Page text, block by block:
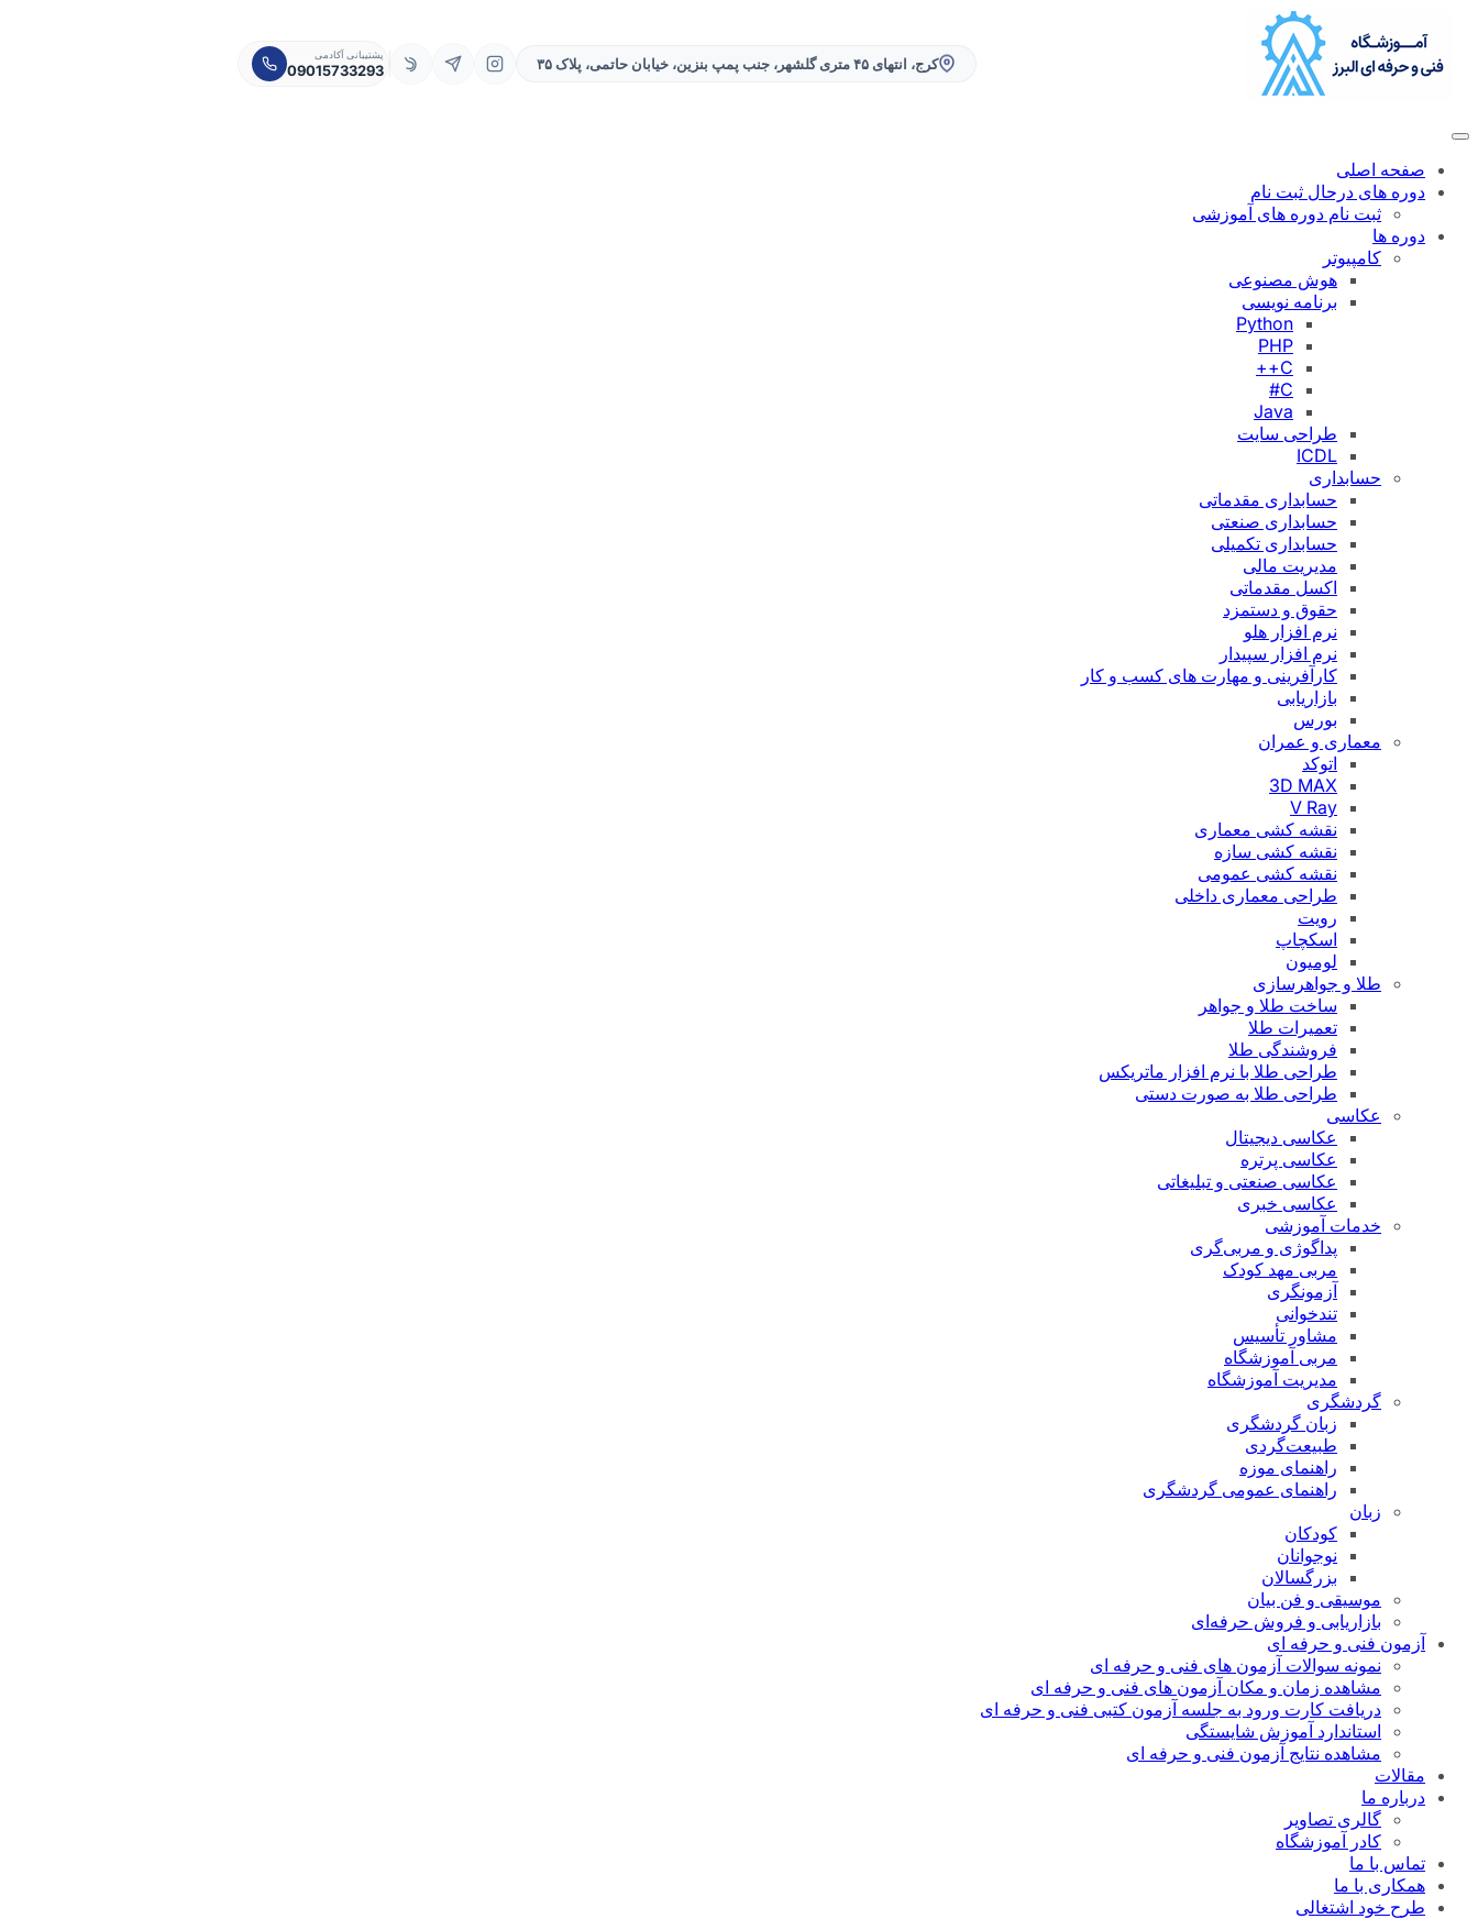
محتوا
کرج، انتهای ۴۵ متری گلشهر، جنب پمپ بنزین، خیابان حاتمی، پلاک ۳۵
پشتیبانی آکادمی
09015733293
صفحه اصلی
دوره های درحال ثبت نام
ثبت نام دوره های آموزشی
دوره ها
کامپیوتر
هوش مصنوعی
برنامه نویسی
Python
PHP
C++
C#
Java
طراحی سایت
ICDL
حسابداری
حسابداری مقدماتی
حسابداری صنعتی
حسابداری تکمیلی
مدیریت مالی
اکسل مقدماتی
حقوق و دستمزد
نرم افزار هلو
نرم افزار سپیدار
کارآفرینی و مهارت های کسب و کار
بازاریابی
بورس
معماری و عمران
اتوکد
3D MAX
V Ray
نقشه کشی معماری
نقشه کشی سازه
نقشه کشی عمومی
طراحی معماری داخلی
رویت
اسکچاپ
لومیون
طلا و جواهرسازی
ساخت طلا و جواهر
تعمیرات طلا
فروشندگی طلا
طراحی طلا با نرم افزار ماتریکس
طراحی طلا به صورت دستی
عکاسی
عکاسی دیجیتال
عکاسی پرتره
عکاسی صنعتی و تبلیغاتی
عکاسی خبری
خدمات آموزشی
پداگوژی و مربی‌گری
مربی مهد کودک
آزمونگری
تندخوانی
مشاور تأسیس
مربی آموزشگاه
مدیریت آموزشگاه
گردشگری
زبان گردشگری
طبیعت‌گردی
راهنمای موزه
راهنمای عمومی گردشگری
زبان
کودکان
نوجوانان
بزرگسالان
موسیقی و فن بیان
بازاریابی و فروش حرفه‌ای
آزمون فنی و حرفه ای
نمونه سوالات آزمون های فنی و حرفه ای
مشاهده زمان و مکان آزمون های فنی و حرفه ای
دریافت کارت ورود به جلسه آزمون کتبی فنی و حرفه ای
استاندارد آموزش شایستگی
مشاهده نتایج آزمون فنی و حرفه ای
مقالات
درباره ما
گالری تصاویر
کادر آموزشگاه
تماس با ما
همکاری با ما
طرح خود اشتغالی